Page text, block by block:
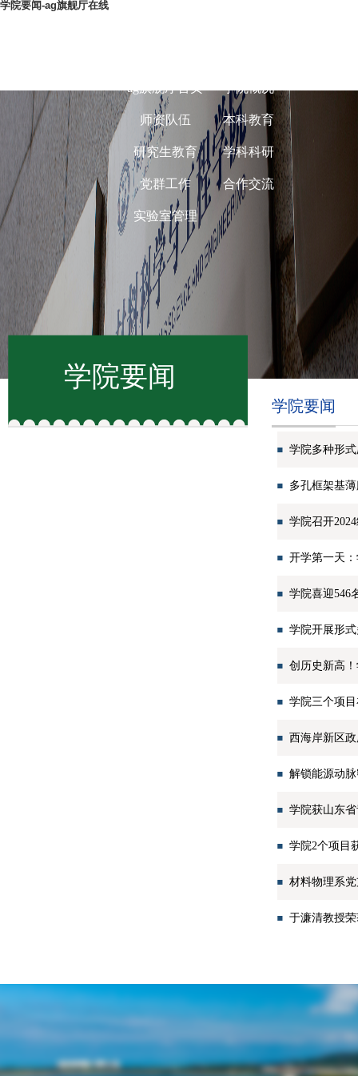
学院要闻-ag旗舰厅在线
ag旗舰厅首页 学院概况
师资队伍 本科教育
研究生教育 学科科研
党群工作 合作交流
实验室管理
学院要闻
学院要闻
学院多种形
多孔框架基
学院召开
开学第一天
学院喜迎546
学院开展形
创历史新高
学院三个项
西海岸新区
解锁能源动
学院获山东
学院2个项目
材料物理系
于濂清教授